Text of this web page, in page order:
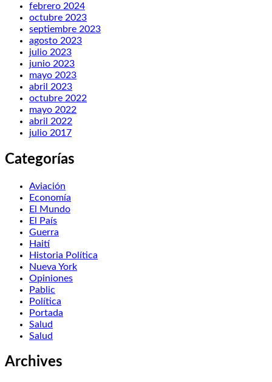
febrero 2024
octubre 2023
septiembre 2023
agosto 2023
julio 2023
junio 2023
mayo 2023
abril 2023
octubre 2022
mayo 2022
abril 2022
julio 2017
Categorías
Aviación
Economía
El Mundo
El País
Guerra
Haití
Historia Política
Nueva York
Opiniones
Pablic
Política
Portada
Salud
Salud
Archives